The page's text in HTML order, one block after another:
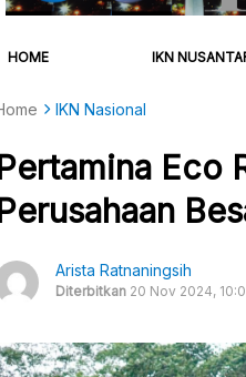
HOME IKN
IKN Nasional
Eco
Arista Ratnaningsih
Diterbitkan 20 Nov 2024,